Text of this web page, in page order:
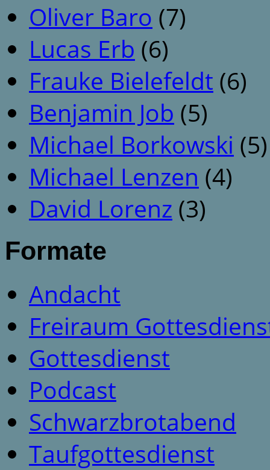
Oliver Baro (7)
Lucas Erb (6)
Frauke Bielefeldt (6)
Benjamin Job (5)
Michael Borkowski (5)
Michael Lenzen (4)
David Lorenz (3)
Formate
Andacht
Freiraum
Gottesdienst
Podcast
Schwarzbrotabend
Taufgottesdienst